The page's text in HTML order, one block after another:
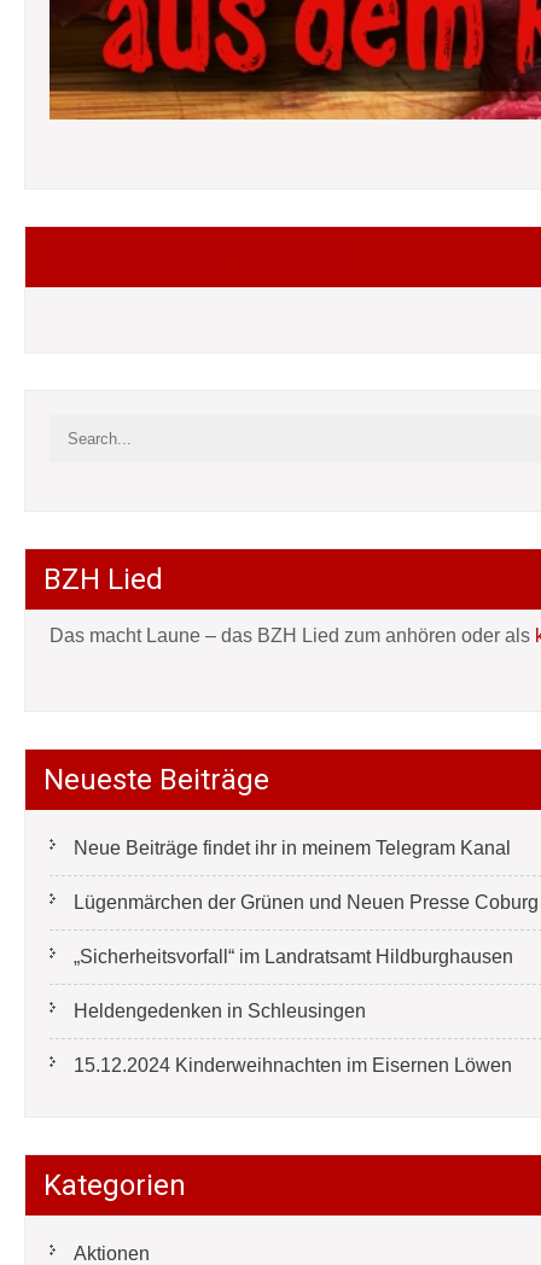
BZH Lied
Das macht Laune – das BZH Lied zum anhören oder als
Neueste Beiträge
Neue Beiträge findet ihr in meinem Telegram Kanal
Lügenmärchen der Grünen und Neuen Presse
„Sicherheitsvorfall“ im Landratsamt Hildburghausen
Heldengedenken in Schleusingen
15.12.2024 Kinderweihnachten im Eisernen Löwen
Kategorien
Aktionen